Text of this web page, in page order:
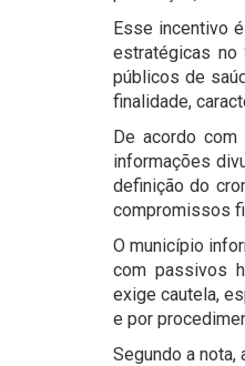
Esse incentivo
estratégicas no
públicos de
finalidade,
De acordo com
informações
definição do
compromissos
O município
com passivos
exige cautela,
e por
Segundo a